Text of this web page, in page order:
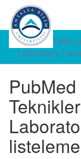
PubMed Tıbbi
Laboratory
listeleme